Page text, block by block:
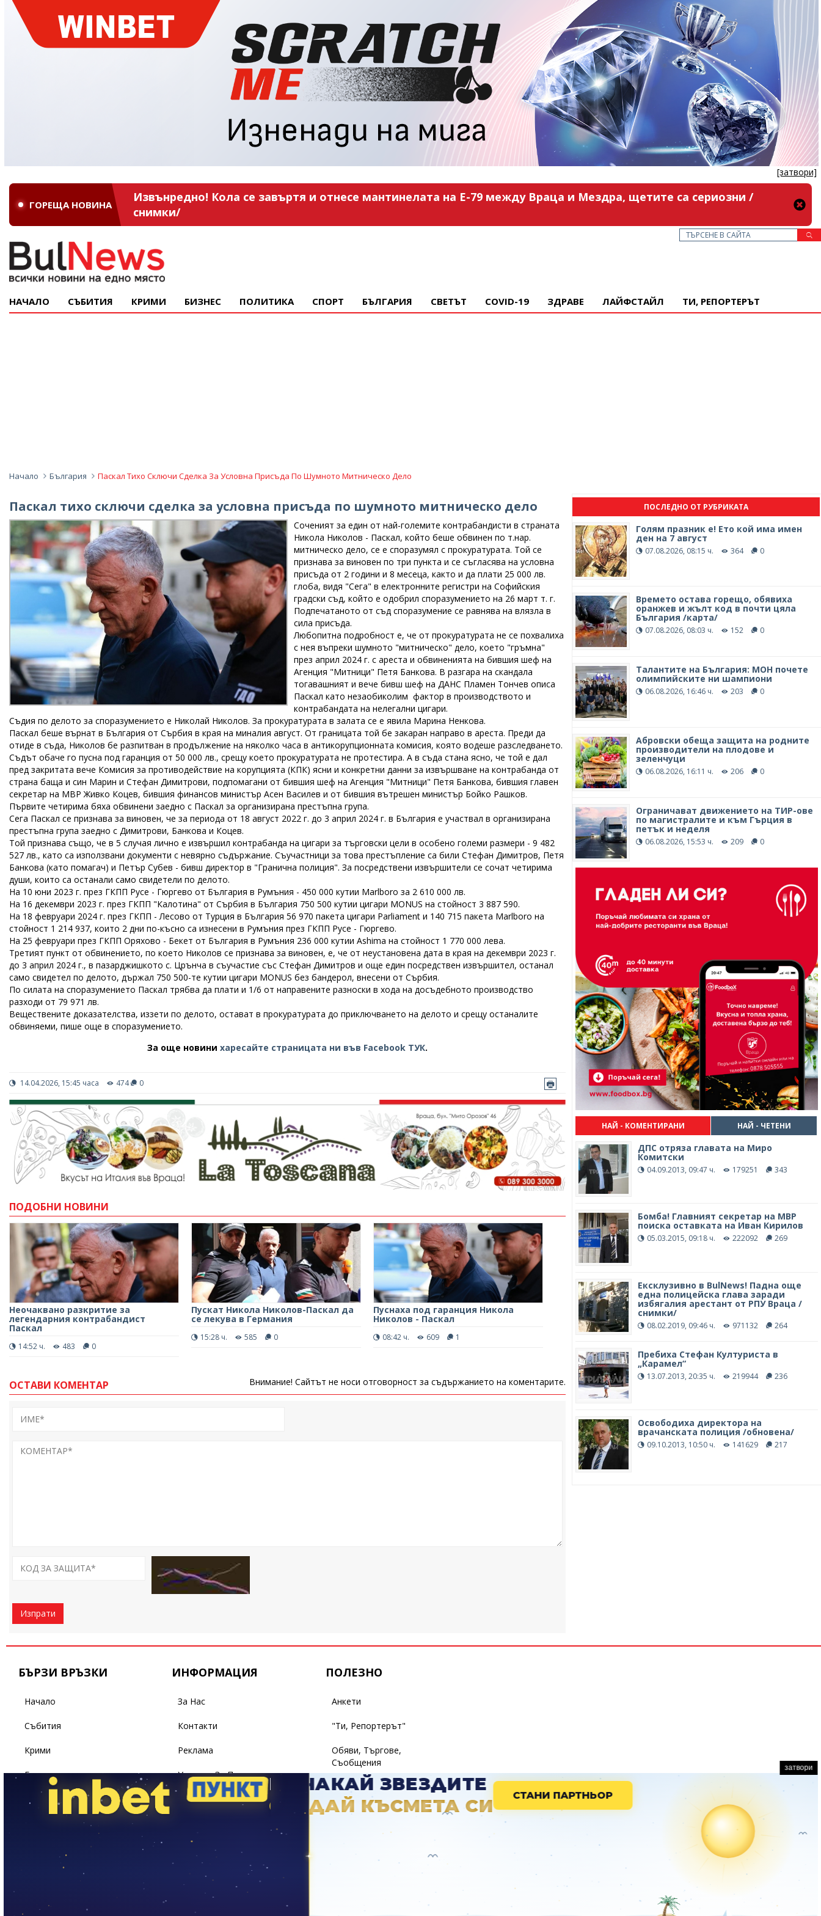
[затвори]
ГОРЕЩА НОВИНА
Извънредно! Кола се завъртя и отнесе мантинелата на Е-79 между Враца и Мездра, щетите са сериозни /
снимки/
НАЧАЛО СЪБИТИЯ КРИМИ БИЗНЕС ПОЛИТИКА СПОРТ БЪЛГАРИЯ СВЕТЪТ COVID-19 ЗДРАВЕ ЛАЙФСТАЙЛ ТИ, РЕПОРТЕРЪТ
Начало България Паскал Тихо Сключи Сделка За Условна Присъда По Шумното Митническо Дело
Паскал тихо сключи сделка за условна присъда по шумното митническо дело
Соченият за един от най-големите контрабандисти в страната
Никола Николов - Паскал, който беше обвинен по т.нар.
митническо дело, се е споразумял с прокуратурата. Той се
признава за виновен по три пункта и се съгласява на условна
присъда от 2 години и 8 месеца, както и да плати 25 000 лв.
глоба, видя "Сега" в електронните регистри на Софийския
градски съд, който е одобрил споразумението на 26 март т. г.
Подпечатаното от съд споразумение се равнява на влязла в
сила присъда.
Любопитна подробност е, че от прокуратурата не се похвалиха
с нея въпреки шумното "митническо" дело, което "гръмна"
през април 2024 г. с ареста и обвиненията на бившия шеф на
Агенция "Митници" Петя Банкова. В разгара на скандала
тогавашният и вече бивш шеф на ДАНС Пламен Тончев описа
Паскал като незаобиколим фактор в производството и
контрабандата на нелегални цигари.
Съдия по делото за споразумението е Николай Николов. За прокуратурата в залата се е явила Марина Ненкова.
Паскал беше върнат в България от Сърбия в края на миналия август. От границата той бе закаран направо в ареста. Преди да
отиде в съда, Николов бе разпитван в продължение на няколко часа в антикорупционната комисия, която водеше разследването.
Съдът обаче го пусна под гаранция от 50 000 лв., срещу което прокуратурата не протестира. А в съда стана ясно, че той е дал
пред закритата вече Комисия за противодействие на корупцията (КПК) ясни и конкретни данни за извършване на контрабанда от
страна баща и син Марин и Стефан Димитрови, подпомагани от бившия шеф на Агенция "Митници" Петя Банкова, бившия главен
секретар на МВР Живко Коцев, бившия финансов министър Асен Василев и от бившия вътрешен министър Бойко Рашков.
Първите четирима бяха обвинени заедно с Паскал за организирана престъпна група.
Сега Паскал се признава за виновен, че за периода от 18 август 2022 г. до 3 април 2024 г. в България е участвал в организирана
престъпна група заедно с Димитрови, Банкова и Коцев.
Той признава също, че в 5 случая лично е извършил контрабанда на цигари за търговски цели в особено големи размери - 9 482
527 лв., като са използвани документи с невярно съдържание. Съучастници за това престъпление са били Стефан Димитров, Петя
Банкова (като помагач) и Петър Субев - бивш директор в "Гранична полиция". За посредствени извършители се сочат четирима
души, които са останали само свидетели по делото.
На 10 юни 2023 г. през ГКПП Русе - Гюргево от България в Румъния - 450 000 кутии Marlboro за 2 610 000 лв.
На 16 декември 2023 г. през ГКПП "Калотина" от Сърбия в България 750 500 кутии цигари MONUS на стойност 3 887 590.
На 18 февруари 2024 г. през ГКПП - Лесово от Турция в България 56 970 пакета цигари Parliament и 140 715 пакета Marlboro на
стойност 1 214 937, които 2 дни по-късно са изнесени в Румъния през ГКПП Русе - Гюргево.
На 25 февруари през ГКПП Оряхово - Бекет от България в Румъния 236 000 кутии Ashima на стойност 1 770 000 лева.
Третият пункт от обвинението, по което Николов се признава за виновен, е, че от неустановена дата в края на декември 2023 г.
до 3 април 2024 г., в пазарджишкото с. Црънча в съучастие със Стефан Димитров и още един посредствен извършител, останал
само свидетел по делото, държал 750 500-те кутии цигари MONUS без бандерол, внесени от Сърбия.
По силата на споразумението Паскал трябва да плати и 1/6 от направените разноски в хода на досъдебното производство
разходи от 79 971 лв.
Веществените доказателства, иззети по делото, остават в прокуратурата до приключването на делото и срещу останалите
обвиняеми, пише още в споразумението.
За още новинихаресайте страницата ни във Facebook ТУК.
14.04.2026, 15:45 часа 474 0
ПОДОБНИ НОВИНИ
Неочаквано разкритие за
легендарния контрабандист
Паскал
14:52 ч. 483 0
Пускат Никола Николов-Паскал да
се лекува в Германия
15:28 ч. 585 0
Пуснаха под гаранция Никола
Николов - Паскал
08:42 ч. 609 1
ОСТАВИ КОМЕНТАР Внимание! Сайтът не носи отговорност за съдържанието на коментарите.
Изпрати
ПОСЛЕДНО ОТ РУБРИКАТА
Голям празник е! Ето кой има имен
ден на 7 август
07.08.2026, 08:15 ч. 364 0
Времето остава горещо, обявиха
оранжев и жълт код в почти цяла
България /карта/
07.08.2026, 08:03 ч. 152 0
Талантите на България: МОН почете
олимпийските ни шампиони
06.08.2026, 16:46 ч. 203 0
Абровски обеща защита на родните
производители на плодове и
зеленчуци
06.08.2026, 16:11 ч. 206 0
Ограничават движението на ТИР-ове
по магистралите и към Гърция в
петък и неделя
06.08.2026, 15:53 ч. 209 0
НАЙ - КОМЕНТИРАНИ НАЙ - ЧЕТЕНИ
ДПС отряза главата на Миро
Комитски
04.09.2013, 09:47 ч. 179251 343
Бомба! Главният секретар на МВР
поиска оставката на Иван Кирилов
05.03.2015, 09:18 ч. 222092 269
Ексклузивно в BulNews! Падна още
една полицейска глава заради
избягалия арестант от РПУ Враца /
снимки/
08.02.2019, 09:46 ч. 971132 264
Пребиха Стефан Културиста в
„Карамел“
13.07.2013, 20:35 ч. 219944 236
Освободиха директора на
врачанската полиция /обновена/
09.10.2013, 10:50 ч. 141629 217
БЪРЗИ ВРЪЗКИ
Начало
Събития
Крими
Бизнес
ИНФОРМАЦИЯ
За Нас
Контакти
Реклама
Условия За Ползване
Поверителност
ПОЛЕЗНО
Анкети
"Ти, Репортерът"
Обяви, Търгове,
Съобщения
затвори